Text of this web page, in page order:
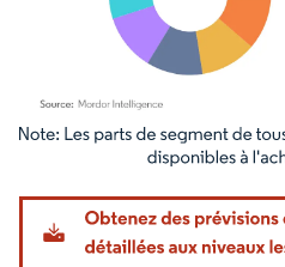
Image © Mordor Intelligence. La